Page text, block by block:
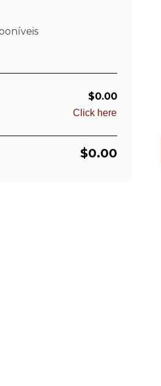
$0.00
Click here
$0.00